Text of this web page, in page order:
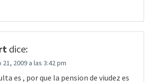
dice:
21, 2009 a las 3:42 pm
es , por que la pension de viudez es